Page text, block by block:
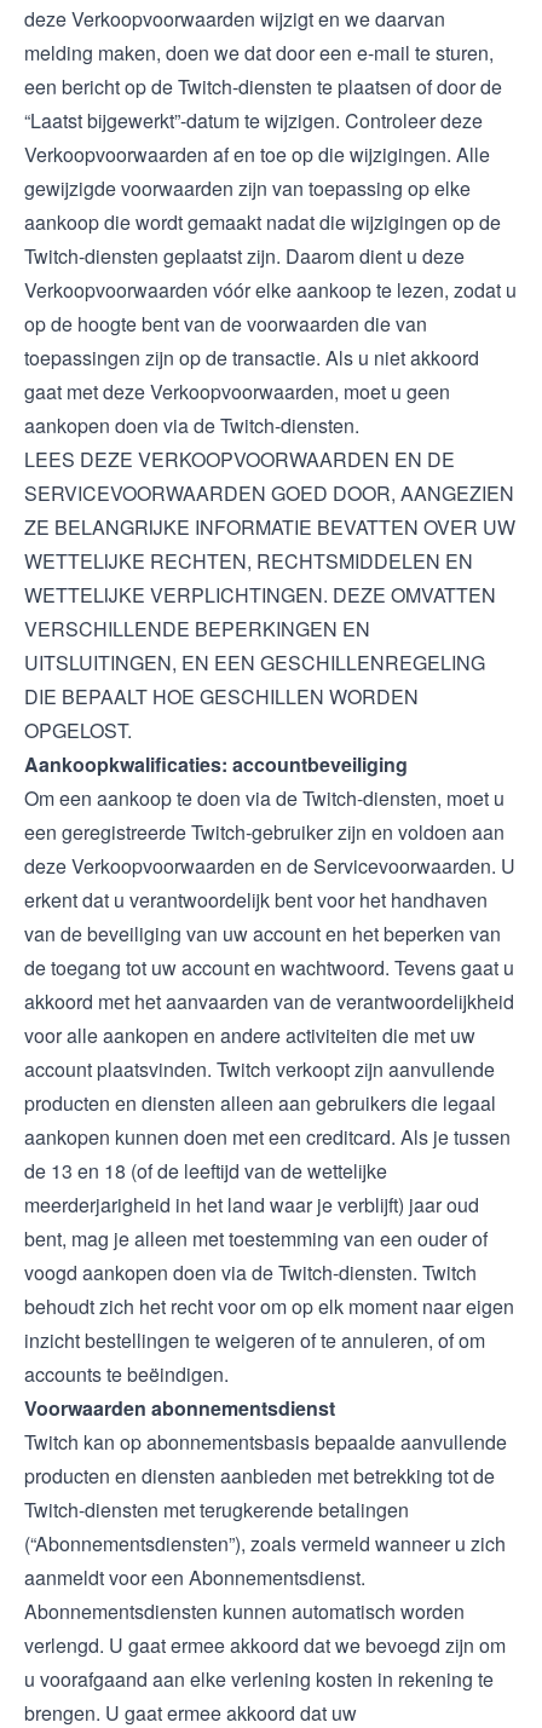
deze Verkoopvoorwaarden wijzigt en we daarvan
melding maken, doen we dat door een e-mail te sturen,
een bericht op de Twitch-diensten te plaatsen of door de
“Laatst bijgewerkt”-datum te wijzigen. Controleer deze
Verkoopvoorwaarden af en toe op die wijzigingen. Alle
gewijzigde voorwaarden zijn van toepassing op elke
aankoop die wordt gemaakt nadat die wijzigingen op de
Twitch-diensten geplaatst zijn. Daarom dient u deze
Verkoopvoorwaarden vóór elke aankoop te lezen, zodat u
op de hoogte bent van de voorwaarden die van
toepassingen zijn op de transactie. Als u niet akkoord
gaat met deze Verkoopvoorwaarden, moet u geen
aankopen doen via de Twitch-diensten.
LEES DEZE VERKOOPVOORWAARDEN EN DE
SERVICEVOORWAARDEN GOED DOOR, AANGEZIEN
ZE BELANGRIJKE INFORMATIE BEVATTEN OVER UW
WETTELIJKE RECHTEN, RECHTSMIDDELEN EN
WETTELIJKE VERPLICHTINGEN. DEZE OMVATTEN
VERSCHILLENDE BEPERKINGEN EN
UITSLUITINGEN, EN EEN GESCHILLENREGELING
DIE BEPAALT HOE GESCHILLEN WORDEN
OPGELOST.
Aankoopkwalificaties: accountbeveiliging
Om een aankoop te doen via de Twitch-diensten, moet u
een geregistreerde Twitch-gebruiker zijn en voldoen aan
deze Verkoopvoorwaarden en deServicevoorwaarden. U
erkent dat u verantwoordelijk bent voor het handhaven
van de beveiliging van uw account en het beperken van
de toegang tot uw account en wachtwoord. Tevens gaat u
akkoord met het aanvaarden van de verantwoordelijkheid
voor alle aankopen en andere activiteiten die met uw
account plaatsvinden. Twitch verkoopt zijn aanvullende
producten en diensten alleen aan gebruikers die legaal
aankopen kunnen doen met een creditcard. Als je tussen
de 13 en 18 (of de leeftijd van de wettelijke
meerderjarigheid in het land waar je verblijft) jaar oud
bent, mag je alleen met toestemming van een ouder of
voogd aankopen doen via de Twitch-diensten. Twitch
behoudt zich het recht voor om op elk moment naar eigen
inzicht bestellingen te weigeren of te annuleren, of om
accounts te beëindigen.
Voorwaarden abonnementsdienst
Twitch kan op abonnementsbasis bepaalde aanvullende
producten en diensten aanbieden met betrekking tot de
Twitch-diensten met terugkerende betalingen
(“Abonnementsdiensten”), zoals vermeld wanneer u zich
aanmeldt voor een Abonnementsdienst.
Abonnementsdiensten kunnen automatisch worden
verlengd. U gaat ermee akkoord dat we bevoegd zijn om
u voorafgaand aan elke verlening kosten in rekening te
brengen. U gaat ermee akkoord dat uw